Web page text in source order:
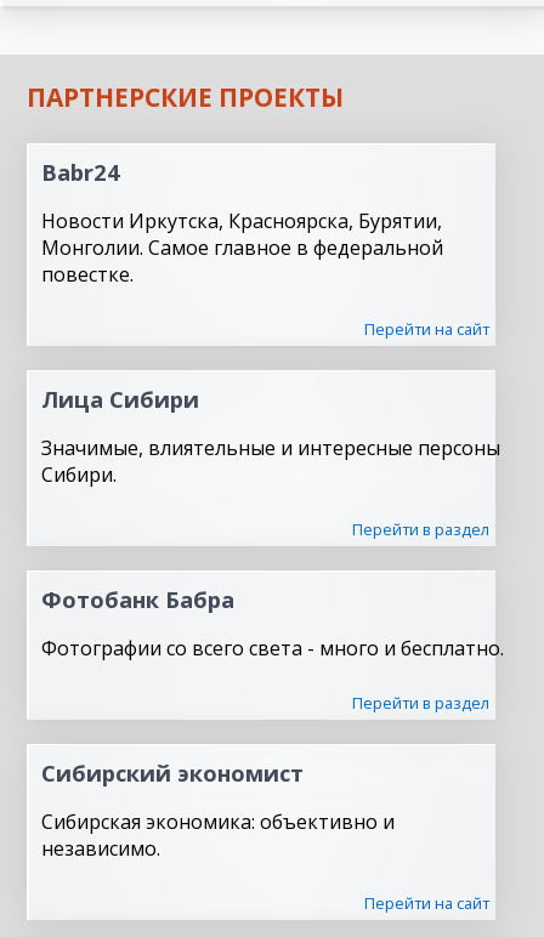
ПАРТНЕРСКИЕ ПРОЕКТЫ
Babr24
Новости Иркутска, Красноярска, Бурятии,
Монголии. Самое главное в федеральной
повестке.
Перейти на сайт
Лица Сибири
Значимые, влиятельные и интересные персоны
Сибири.
Перейти в раздел
Фотобанк Бабра
Фотографии со всего света - много и бесплатно.
Перейти в раздел
Сибирский экономист
Сибирская экономика: объективно и
независимо.
Перейти на сайт